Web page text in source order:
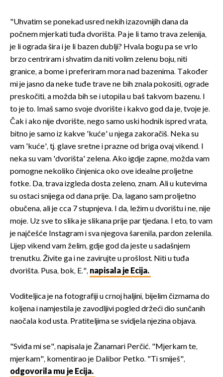
"Uhvatim se ponekad usred nekih izazovnijih dana da
počnem mjerkati tuđa dvorišta. Pa je li tamo trava zelenija,
je li ograda šira i je li bazen dublji? Hvala bogu pa se vrlo
brzo centriram i shvatim da niti volim zelenu boju, niti
granice, a bome i preferiram mora nad bazenima. Također
mi je jasno da neke tuđe trave ne bih znala pokositi, ograde
preskočiti, a možda bih se i utopila u baš takvom bazenu. I
to je to. Imaš samo svoje dvorište i kakvo god da je, tvoje je.
Čak i ako nije dvorište, nego samo uski hodnik ispred vrata,
bitno je samo iz kakve 'kuće' u njega zakoračiš. Neka su
vam 'kuće', tj. glave sretne i prazne od briga ovaj vikend. I
neka su vam 'dvorišta' zelena. Ako igdje zapne, možda vam
pomogne nekoliko činjenica oko ove idealne proljetne
fotke. Da, trava izgleda dosta zeleno, znam. Ali u kutevima
su ostaci snijega od dana prije. Da, lagano sam proljetno
obučena, ali je cca 7 stupnjeva. I da, ležim u dvorištu i ne, nije
moje. Uz sve to slika je slikana prije par tjedana. I eto, to vam
je najčešće Instagram i sva njegova šarenila, pardon zelenila.
Lijep vikend vam želim, gdje god da jeste u sadašnjem
trenutku. Živite ga i ne zavirujte u prošlost. Niti u tuđa
dvorišta. Pusa, bok, E.", napisala je Ecija.
Voditeljica je na fotografiji u crnoj haljini, bijelim čizmama do
koljena i namjestila je zavodljivi pogled držeći dio sunčanih
naočala kod usta. Pratiteljima se svidjela njezina objava.
"Sviđa mi se", napisala je Žanamari Perčić. "Mjerkam te,
mjerkam", komentirao je Dalibor Petko. "Ti smiješ",
odgovorila mu je Ecija.